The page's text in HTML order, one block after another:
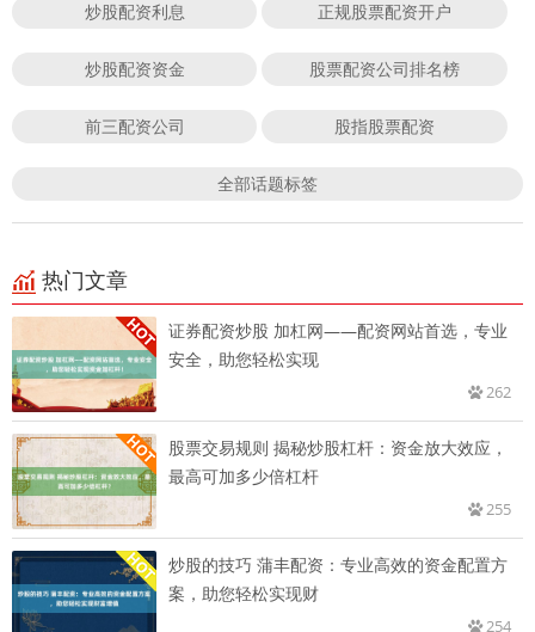
炒股配资利息 正规股票配资开户
炒股配资资金 股票配资公司排名榜
前三配资公司 股指股票配资
全部话题标签
热门文章
证券配资炒股 加杠网——配资网站首选，专业
安全，助您轻松实现
262
股票交易规则 揭秘炒股杠杆：资金放大效应，
最高可加多少倍杠杆
255
炒股的技巧 蒲丰配资：专业高效的资金配置方
案，助您轻松实现财
254